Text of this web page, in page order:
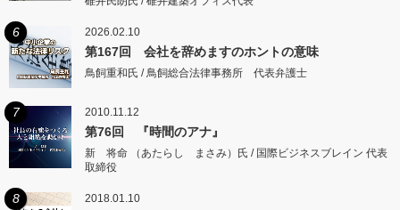
6 2026.02.10
第167回 会社を辞めますのホントの意味
鳥飼重和氏 / 鳥飼総合法律事務所 代表弁護士
7 2010.11.12
第76回 『時間のアナ』
新 将命 （あたらし まさみ）氏 / 国際ビジネスブレイン 代表
取締役
8 2018.01.10